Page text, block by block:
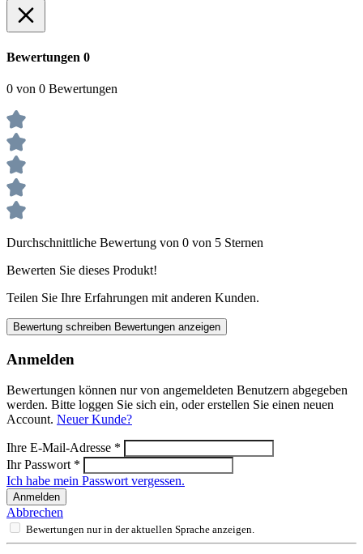
Bewertungen 0
0 von 0 Bewertungen
Durchschnittliche Bewertung von 0 von 5 Sternen
Bewerten Sie dieses Produkt!
Teilen Sie Ihre Erfahrungen mit anderen Kunden.
Bewertung schreiben Bewertungen anzeigen
Anmelden
Bewertungen können nur von angemeldeten Benutzern abgegeben
werden. Bitte loggen Sie sich ein, oder erstellen Sie einen neuen
Account. Neuer Kunde?
Ihre E-Mail-Adresse *
Ihr Passwort *
Ich habe mein Passwort vergessen.
Anmelden
Abbrechen
Bewertungen nur in der aktuellen Sprache anzeigen.